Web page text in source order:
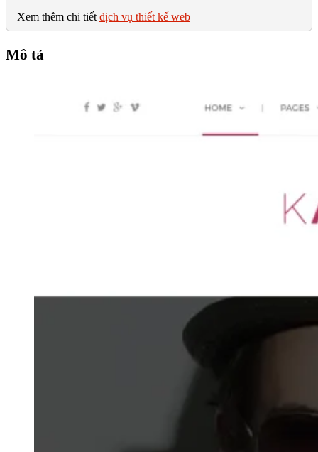
Xem thêm chi tiết dịch vụ thiết kế web
Mô tả